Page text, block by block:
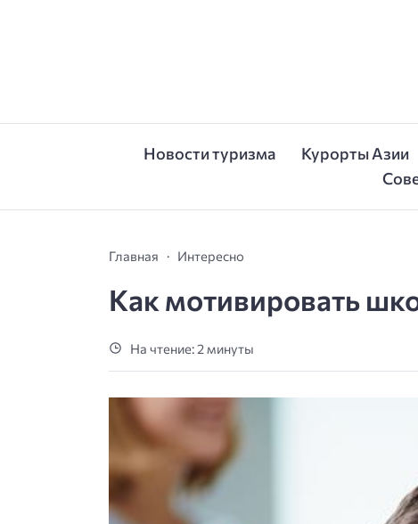
Новости туризма Курорты Азии
Главная Интересно
Как мотивировать
На чтение: 2 минуты